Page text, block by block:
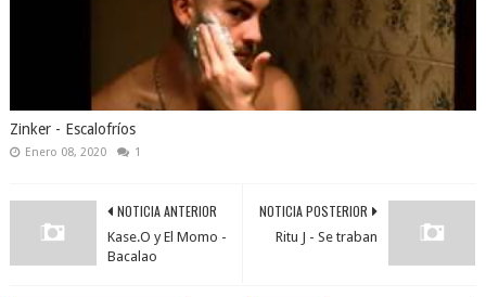
Zinker - Escalofríos
Enero 08, 2020 1
NOTICIA POSTERIOR
Ritu J - Se traban
NOTICIA ANTERIOR
Kase.O y El Momo -
Bacalao